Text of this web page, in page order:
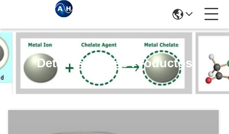
Detalles De Los Productos